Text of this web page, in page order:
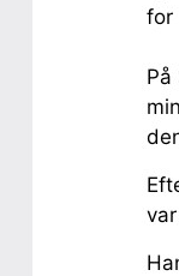
for
På